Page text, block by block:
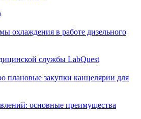
охлаждения в работе дизельного
службы LabQuest
плановые закупки канцелярии для
основные преимущества